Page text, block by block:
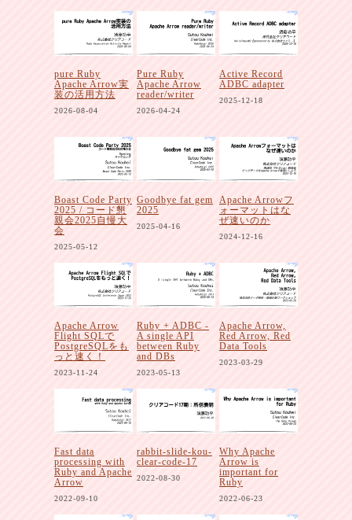
pure Ruby
Apache Arrow実
装の活用方法
2026-08-04
Pure Ruby
Apache Arrow
reader/writer
2026-04-24
Active Record
ADBC adapter
2025-12-18
Boast Code Party
2025 / コード懇
親会2025自慢大
会
2025-05-12
Goodbye fat gem
2025
2025-04-16
Apache Arrowフ
ォーマットはな
ぜ速いのか
2024-12-16
Apache Arrow
Flight SQLで
PostgreSQLをも
っと速く！
2023-11-24
Ruby + ADBC -
A single API
between Ruby
and DBs
2023-05-13
Apache Arrow,
Red Arrow, Red
Data Tools
2023-03-29
Fast data
processing with
Ruby and Apache
Arrow
2022-09-10
rabbit-slide-kou-
clear-code-17
2022-08-30
Why Apache
Arrow is
important for
Ruby
2022-06-23